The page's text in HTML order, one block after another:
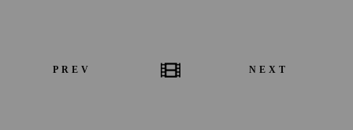
PREV NEXT